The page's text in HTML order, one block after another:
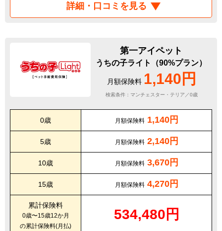
詳細・口コミを見る
第一アイペット
うちの子ライト（90%プラン）
月額保険料 1,140円
検索条件：マンチェスター・テリア／0歳
0歳 月額保険料 1,140円
5歳 月額保険料 2,140円
10歳 月額保険料 3,670円
15歳 月額保険料 4,270円
累計保険料
0歳〜15歳12か月
の累計保険料(月払)
534,480円